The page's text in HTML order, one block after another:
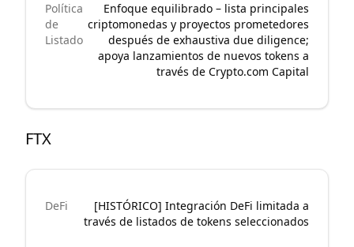
Política
de
Listado
Enfoque equilibrado – lista principales
criptomonedas y proyectos prometedores
después de exhaustiva due diligence;
apoya lanzamientos de nuevos tokens a
través de Crypto.com Capital
FTX
DeFi
[HISTÓRICO] Integración DeFi limitada a
través de listados de tokens seleccionados